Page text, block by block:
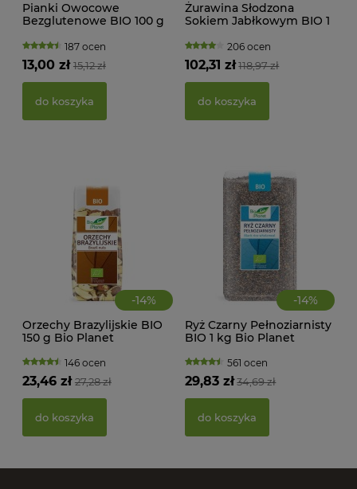
Pianki Owocowe
Bezglutenowe BIO 100 g
187 ocen
15,12 zł
13,00 zł
do koszyka
Żurawina Słodzona
Sokiem Jabłkowym BIO 1
206 ocen
118,97 zł
102,31 zł
do koszyka
-14%
Orzechy Brazylijskie BIO
150 g Bio Planet
146 ocen
27,28 zł
23,46 zł
do koszyka
-14%
Ryż Czarny Pełnoziarnisty
BIO 1 kg Bio Planet
561 ocen
34,69 zł
29,83 zł
do koszyka